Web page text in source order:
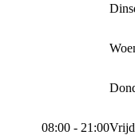
08:00 - 21:00